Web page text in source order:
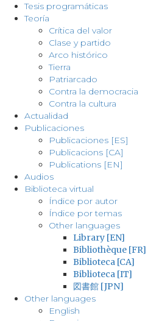
Tesis programáticas
Teoría
Crítica del valor
Clase y partido
Arco histórico
Tierra
Patriarcado
Contra la democracia
Contra la cultura
Actualidad
Publicaciones
Publicaciones [ES]
Publicacions [CA]
Publications [EN]
Audios
Biblioteca virtual
Índice por autor
Índice por temas
Other languages
Library [EN]
Bibliothèque [FR]
Biblioteca [CA]
Biblioteca [IT]
図書館 [JPN]
Other languages
English